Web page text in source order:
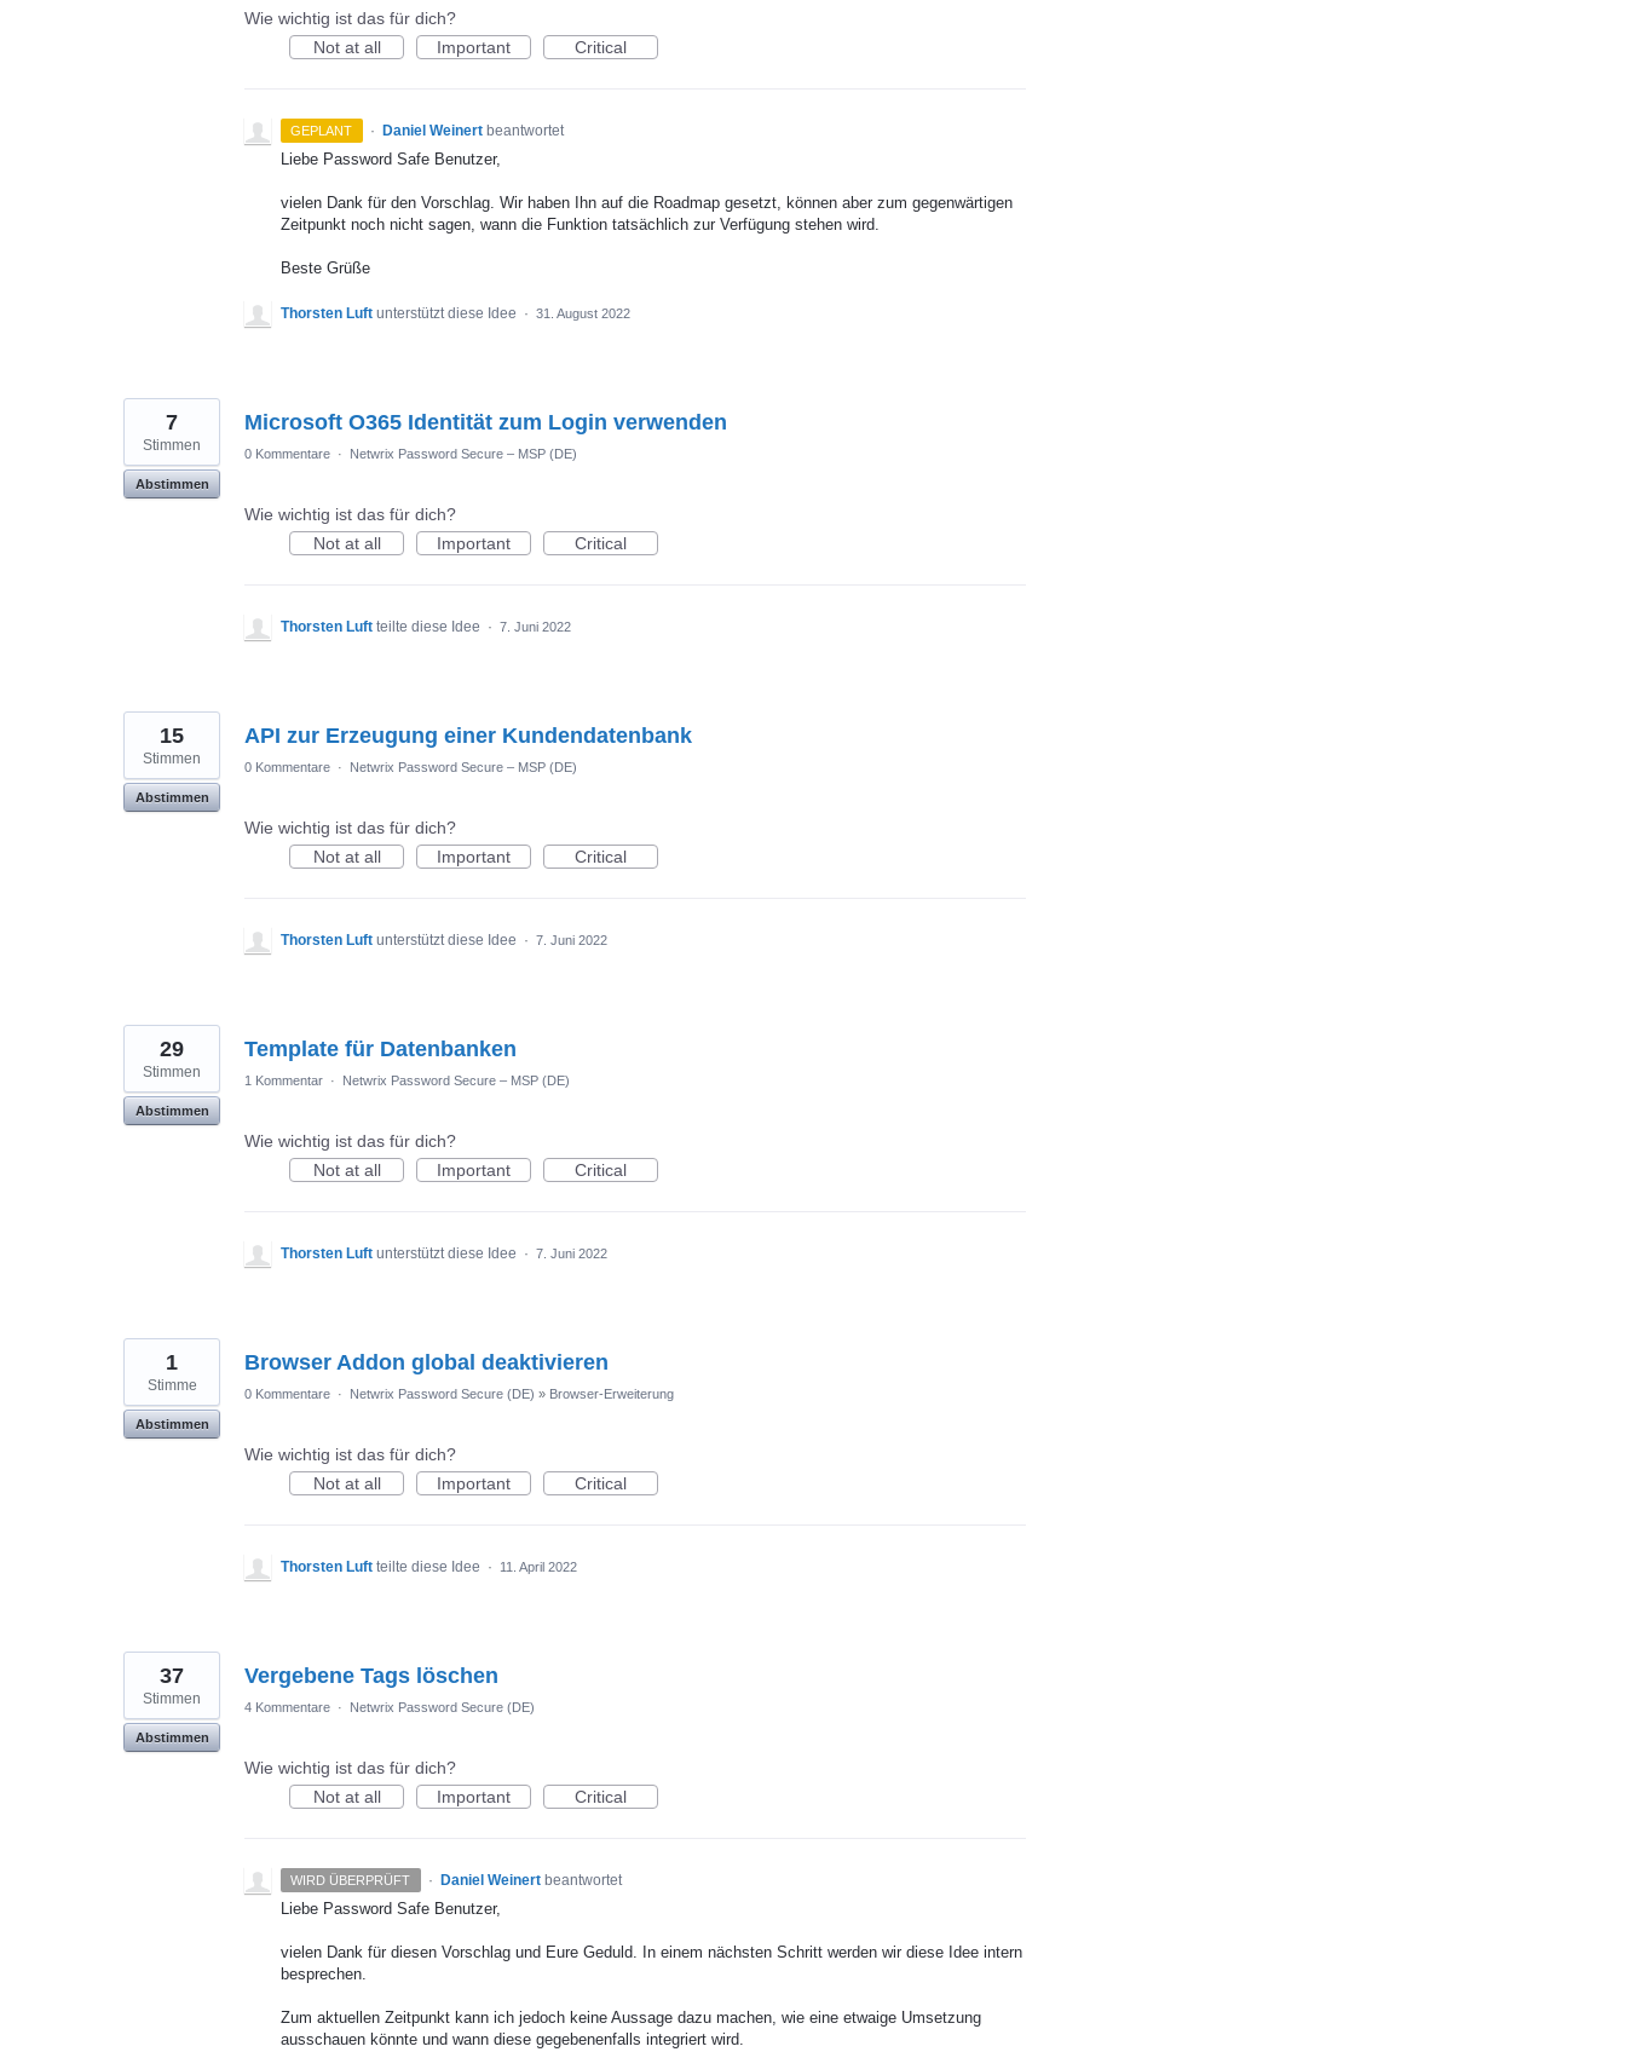
Wie wichtig ist das für dich?
Not at all
Important Critical
GEPLANT · Daniel Weinert beantwortet
Liebe Password Safe Benutzer,
vielen Dank für den Vorschlag. Wir haben Ihn auf die Roadmap gesetzt, können aber zum gegenwärtigen
Zeitpunkt noch nicht sagen, wann die Funktion tatsächlich zur Verfügung stehen wird.
Beste Grüße
Thorsten Luft unterstützt diese Idee · 31. August 2022
Microsoft O365 Identität zum Login verwenden
7
Stimmen
Abstimmen
0 Kommentare · Netwrix Password Secure – MSP (DE)
Wie wichtig ist das für dich?
Not at all
Important Critical
Thorsten Luft teilte diese Idee · 7. Juni 2022
API zur Erzeugung einer Kundendatenbank
15
Stimmen
Abstimmen
0 Kommentare · Netwrix Password Secure – MSP (DE)
Wie wichtig ist das für dich?
Not at all
Important Critical
Thorsten Luft unterstützt diese Idee · 7. Juni 2022
Template für Datenbanken
29
Stimmen
Abstimmen
1 Kommentar · Netwrix Password Secure – MSP (DE)
Wie wichtig ist das für dich?
Not at all
Important Critical
Thorsten Luft unterstützt diese Idee · 7. Juni 2022
Browser Addon global deaktivieren
1
Stimme
Abstimmen
0 Kommentare · Netwrix Password Secure (DE) » Browser-Erweiterung
Wie wichtig ist das für dich?
Not at all
Important Critical
Thorsten Luft teilte diese Idee · 11. April 2022
Vergebene Tags löschen
37
Stimmen
Abstimmen
4 Kommentare · Netwrix Password Secure (DE)
Wie wichtig ist das für dich?
Not at all
Important Critical
WIRD ÜBERPRÜFT · Daniel Weinert beantwortet
Liebe Password Safe Benutzer,
vielen Dank für diesen Vorschlag und Eure Geduld. In einem nächsten Schritt werden wir diese Idee intern
besprechen.
Zum aktuellen Zeitpunkt kann ich jedoch keine Aussage dazu machen, wie eine etwaige Umsetzung
ausschauen könnte und wann diese gegebenenfalls integriert wird.